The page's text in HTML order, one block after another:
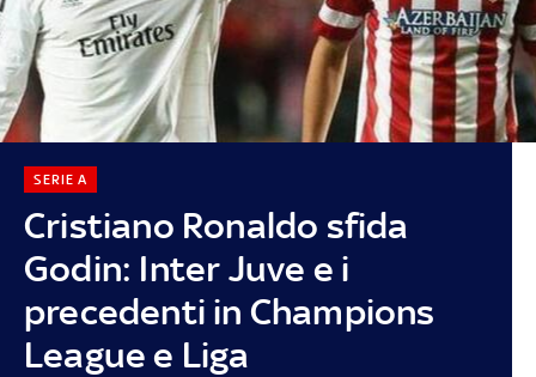
Cristiano Ronaldo sfida
Godin: Inter Juve e i
precedenti in Champions
League e Liga
SERIE A